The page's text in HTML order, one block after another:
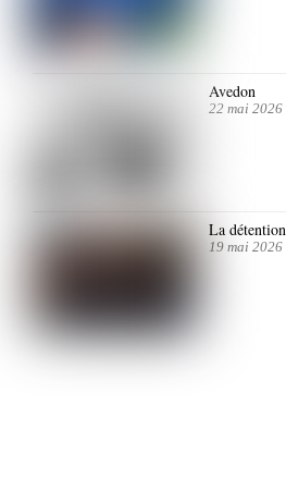
Avedon
22 mai 2026
La détention
19 mai 2026